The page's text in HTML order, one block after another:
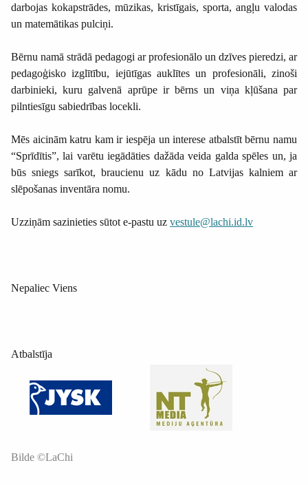
darbojas kokapstrādes, mūzikas, kristīgais, sporta, angļu valodas
un matemātikas pulciņi.
Bērnu namā strādā pedagogi ar profesionālo un dzīves pieredzi, ar
pedagoģisko izglītību, iejūtīgas auklītes un profesionāli, zinoši
darbinieki, kuru galvenā aprūpe ir bērns un viņa kļūšana par
pilntiesīgu sabiedrības locekli.
Mēs aicinām katru kam ir iespēja un interese atbalstīt bērnu namu
“Sprīdītis”, lai varētu iegādāties dažāda veida galda spēles un, ja
būs sniegs sarīkot, braucienu uz kādu no Latvijas kalniem ar
slēpošanas inventāra nomu.
Uzziņām sazinieties sūtot e-pastu uz vestule@lachi.id.lv
Nepaliec Viens
Atbalstīja
Bilde ©LaChi